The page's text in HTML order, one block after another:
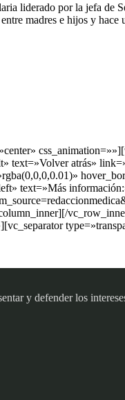
liderado por la jefa de
madres e hijos y hace
atrás»
text=»Más
y defender los